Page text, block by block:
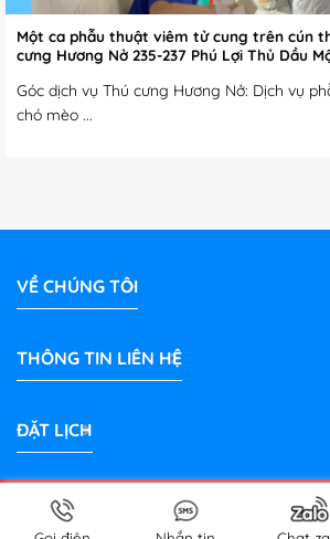
Một ca phẫu thuật viêm tử cung trên cún
cưng Hương Nở 235-237 Phú Lợi Thủ Dầu
Góc dịch vụ Thú cưng Hương Nở: Dịch vụ
chó mèo ...
VỀ CHÚNG TÔI
THÔNG TIN LIÊN HỆ
ĐẶT LỊCH
Bản quyền 2026 © Phòng Khám Thú Y
PetShop